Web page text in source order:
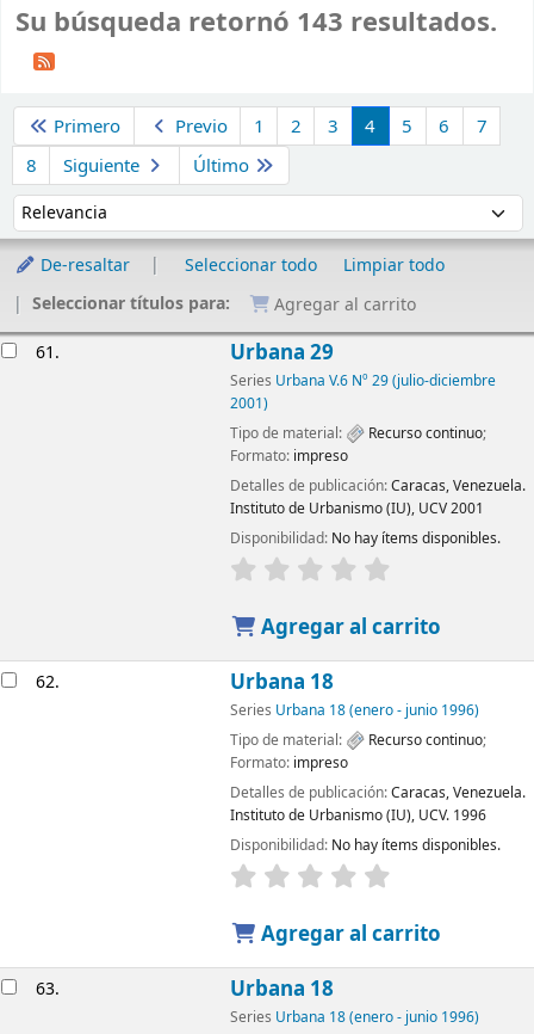
Su búsqueda retornó 143 resultados.
Primero Previo 1 2 3 4 5 6
7
8
Siguiente Último
Ordenar por:
De-resaltar Seleccionar todo
Limpiar todo
Seleccionar títulos para:
Agregar al carrito
61. Urbana 29
Series Urbana V.6 Nº 29 (julio-diciembre
2001)
Tipo de material:
Recurso continuo;
Formato: impreso
Detalles de publicación:Caracas, Venezuela.
Instituto de Urbanismo (IU), UCV2001
Disponibilidad: No hay ítems disponibles.
Agregar al carrito
62. Urbana 18
Series Urbana 18 (enero - junio 1996)
Tipo de material:
Recurso continuo;
Formato: impreso
Detalles de publicación:Caracas, Venezuela.
Instituto de Urbanismo (IU), UCV. 1996
Disponibilidad: No hay ítems disponibles.
Agregar al carrito
63. Urbana 18
Series Urbana 18 (enero - junio 1996)